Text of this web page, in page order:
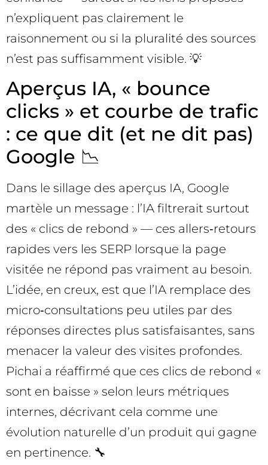
n’expliquent pas clairement le
raisonnement ou si la pluralité des sources
n’est pas suffisamment visible. 💡
Aperçus IA, « bounce
clicks » et courbe de trafic
: ce que dit (et ne dit pas)
Google 📉
Dans le sillage des aperçus IA, Google
martèle un message : l’IA filtrerait surtout
des « clics de rebond » — ces allers‑retours
rapides vers les SERP lorsque la page
visitée ne répond pas vraiment au besoin.
L’idée, en creux, est que l’IA remplace des
micro‑consultations peu utiles par des
réponses directes plus satisfaisantes, sans
menacer la valeur des visites profondes.
Pichai a réaffirmé que ces clics de rebond «
sont en baisse » selon leurs métriques
internes, décrivant cela comme une
évolution naturelle d’un produit qui gagne
en pertinence. 🔧